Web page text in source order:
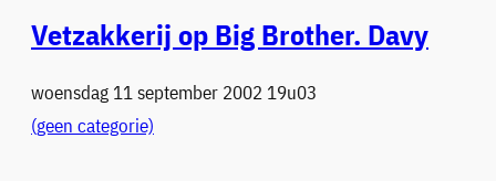
Vetzakkerij op Big Brother. Davy
woensdag 11 september 2002 19u03
(geen categorie)